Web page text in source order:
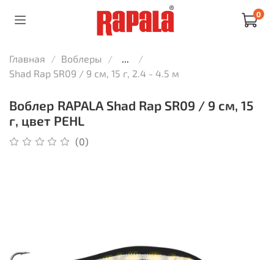
0
Главная Воблеры
...
Shad Rap SR09 / 9 см, 15 г, 2.4 - 4.5 м
Воблер RAPALA Shad Rap SR09 / 9 см, 15
г, цвет PEHL
(0)